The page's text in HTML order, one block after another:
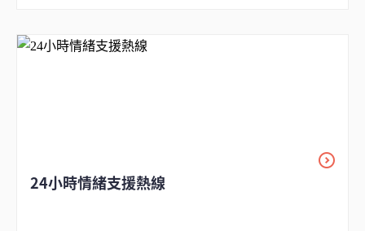
24小時情緒支援熱線